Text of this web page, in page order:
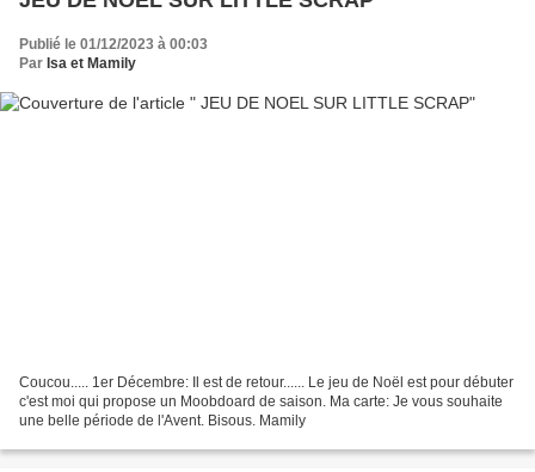
Publié le 01/12/2023 à 00:03
Par Isa et Mamily
Coucou..... 1er Décembre: Il est de retour...... Le jeu de Noël est pour débuter
c'est moi qui propose un Moobdoard de saison. Ma carte: Je vous souhaite
une belle période de l'Avent. Bisous. Mamily